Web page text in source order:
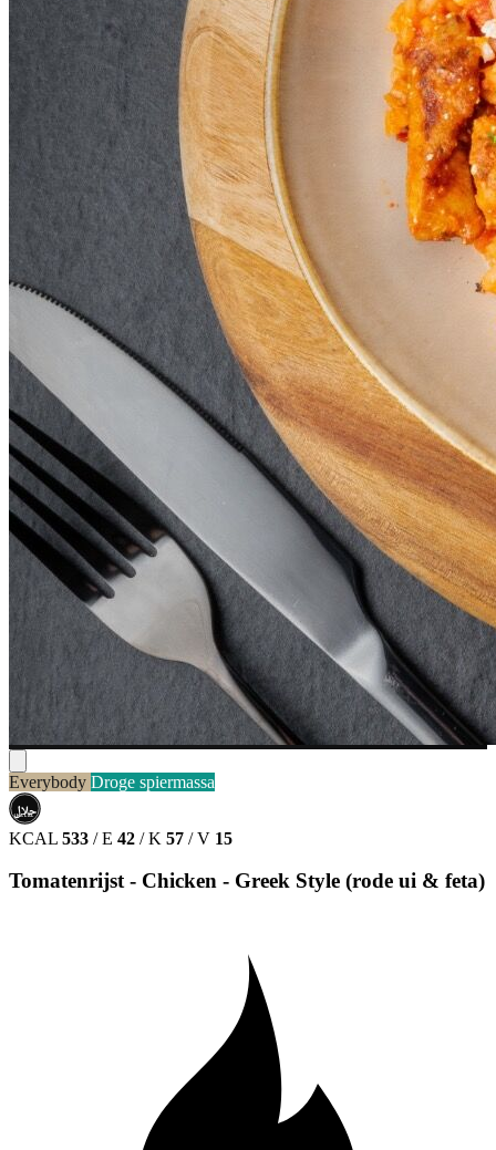
Everybody Droge spiermassa
حلال
HALAL
KCAL 533 / E 42 / K 57 / V 15
Tomatenrijst - Chicken - Greek Style (rode ui & feta)